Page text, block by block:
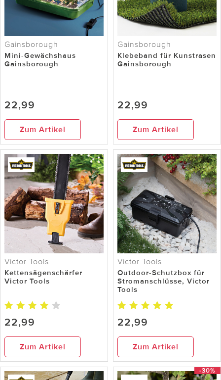
Gainsborough
Mini-Gewächshaus
Gainsborough
22,99
Zum Artikel
Gainsborough
Klebeband für Kunstrasen
Gainsborough
22,99
Zum Artikel
Victor Tools
Kettensägenschärfer
Victor Tools
22,99
Zum Artikel
Victor Tools
Outdoor-Schutzbox für
Stromanschlüsse, Victor
Tools
22,99
Zum Artikel
-30%